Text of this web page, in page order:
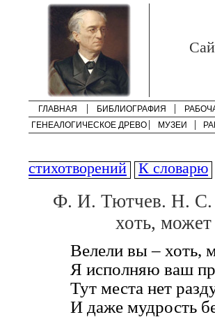
ГЛАВНАЯ БИБЛИОГРАФИЯ
ГЕНЕАЛОГИЧЕСКОЕ ДРЕВО
МУЗЕИ
стихотворений К словарю
Ф. И. Тютчев. Н. С.
хоть,
Велели вы – хоть,
Я исполняю ваш
Тут места нет
И даже мудрость